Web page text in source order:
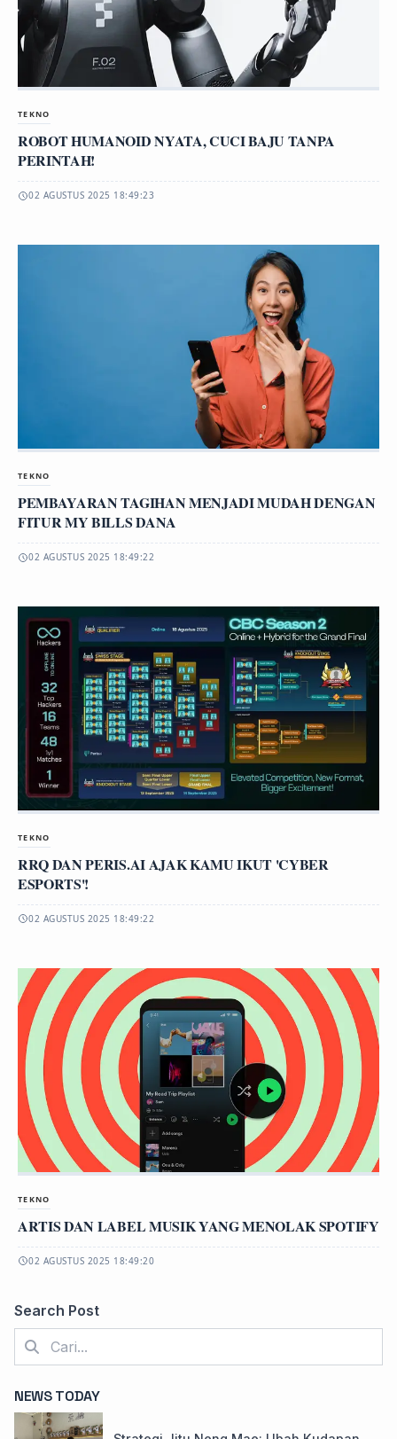
TEKNO
ROBOT HUMANOID NYATA, CUCI BAJU TANPA
PERINTAH!
02 AGUSTUS 2025 18:49:23
TEKNO
PEMBAYARAN TAGIHAN MENJADI MUDAH DENGAN
FITUR MY BILLS DANA
02 AGUSTUS 2025 18:49:22
TEKNO
RRQ DAN PERIS.AI AJAK KAMU IKUT 'CYBER
ESPORTS'!
02 AGUSTUS 2025 18:49:22
TEKNO
ARTIS DAN LABEL MUSIK YANG MENOLAK SPOTIFY
02 AGUSTUS 2025 18:49:20
Search Post
NEWS TODAY